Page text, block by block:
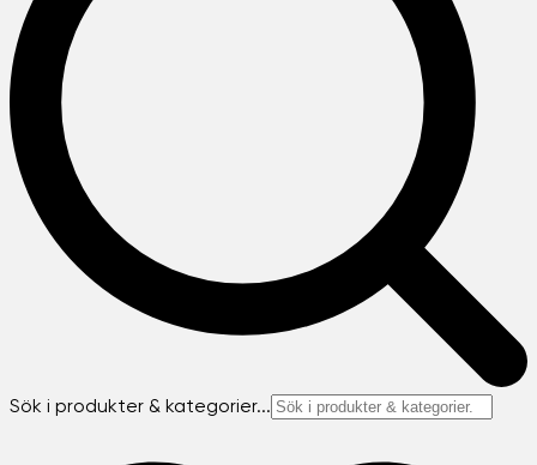
Sök i produkter & kategorier...